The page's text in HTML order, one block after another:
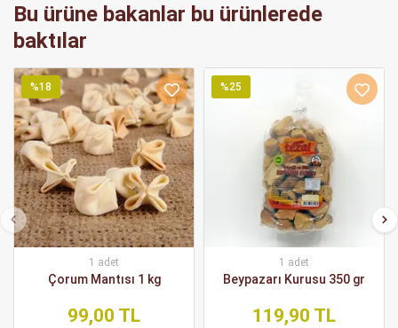
Bu ürüne bakanlar bu ürünlerede
baktılar
%18
1 adet
Çorum Mantısı 1 kg
99,00 TL
%25
1 adet
Beypazarı Kurusu 350 gr
119,90 TL